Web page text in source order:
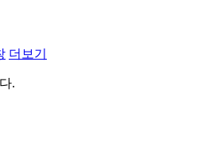
더보기
.